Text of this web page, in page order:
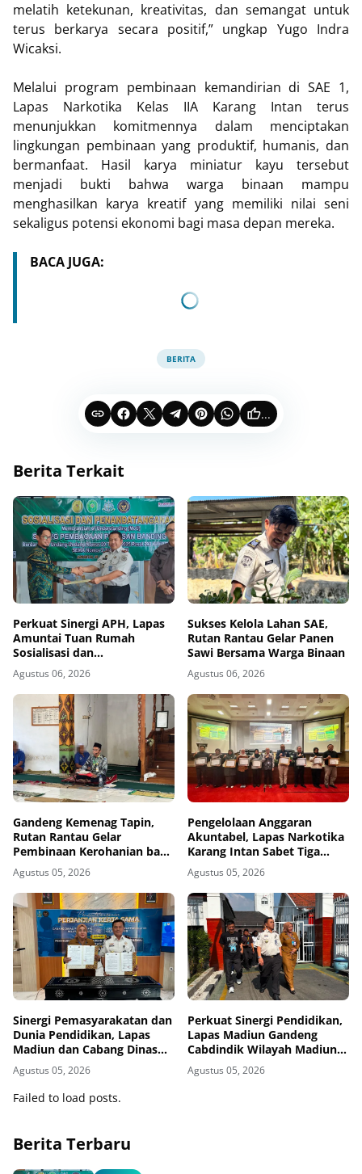
melatih ketekunan, kreativitas, dan semangat untuk
terus berkarya secara positif,” ungkap Yugo Indra
Wicaksi.
Melalui program pembinaan kemandirian di SAE 1,
Lapas Narkotika Kelas IIA Karang Intan terus
menunjukkan komitmennya dalam menciptakan
lingkungan pembinaan yang produktif, humanis, dan
bermanfaat. Hasil karya miniatur kayu tersebut
menjadi bukti bahwa warga binaan mampu
menghasilkan karya kreatif yang memiliki nilai seni
sekaligus potensi ekonomi bagi masa depan mereka.
BACA JUGA:
BERITA
...
Berita Terkait
Perkuat Sinergi APH, Lapas
Amuntai Tuan Rumah
Sosialisasi dan
Penandatanganan MoU
Sidang Banding
Agustus 06, 2026
Sukses Kelola Lahan SAE,
Rutan Rantau Gelar Panen
Sawi Bersama Warga Binaan
Agustus 06, 2026
Gandeng Kemenag Tapin,
Rutan Rantau Gelar
Pembinaan Kerohanian bagi
Warga Binaan
Agustus 05, 2026
Pengelolaan Anggaran
Akuntabel, Lapas Narkotika
Karang Intan Sabet Tiga
Penghargaan KPPN
Banjarmasin
Agustus 05, 2026
Sinergi Pemasyarakatan dan
Dunia Pendidikan, Lapas
Madiun dan Cabang Dinas
Pendidikan Wilayah Madiun
Jalin Kerja Sama Pendidikan
Vokasi Teknik Instalasi
Tenaga Listrik bagi Warga
Agustus 05, 2026
Perkuat Sinergi Pendidikan,
Lapas Madiun Gandeng
Cabdindik Wilayah Madiun
Hadirkan Program TITL
Agustus 05, 2026
Failed to load posts.
Berita Terbaru